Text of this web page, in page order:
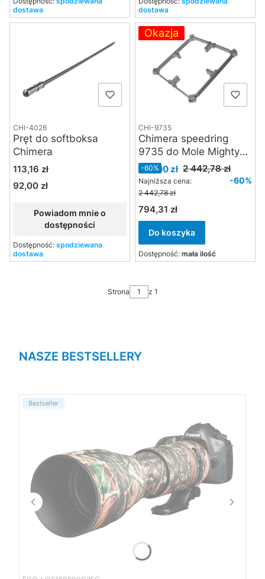
dostawa
dostawa
CHI-4026
Pręt do softboksa
Chimera
Cena
113,16 zł
Cena
92,00 zł
Powiadom mnie o
dostępności
Dostępność: spodziewana
dostawa
Okazja
CHI-9735
Chimera speedring
9735 do Mole Mighty
2000, Kobold DLF
Cena promocyjna
977,00 zł 2 442,78 zł
-60%
Najniższa cena:
2 442,78 zł
-60%
Cena
794,31 zł
Do koszyka
Dostępność: mała ilość
Strona z 1
NASZE BESTSELLERY
Bestseller